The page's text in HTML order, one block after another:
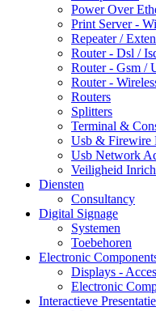
Power Over
Print Server -
Repeater /
Router - Dsl /
Router - Gsm /
Router -
Routers
Splitters
Terminal &
Usb & Firewire
Usb Network
Veiligheid
Diensten
Consultancy
Digital Signage
Systemen
Toebehoren
Electronic
Displays -
Electronic
Interactieve Presentatie